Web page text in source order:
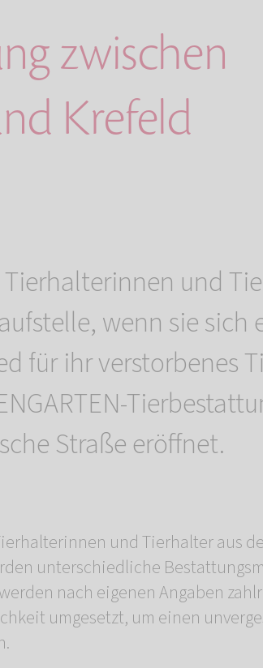
zwischen
Krefeld
und
wenn sie sich
für ihr verstorbenes
Straße eröffnet.
und Tierhalter aus
unterschiedliche
nach eigenen Angaben
umgesetzt, um einen